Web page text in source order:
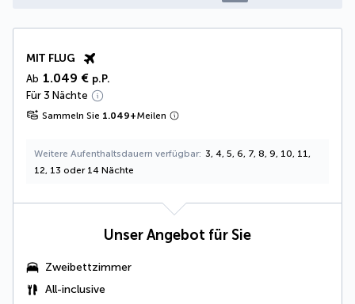
MIT FLUG
Ab 1.049 € p.P.
Für 3 Nächte
Sammeln Sie 1.049+Meilen
Weitere Aufenthaltsdauern verfügbar 3, 4, 5, 6, 7, 8, 9, 10, 11,
12, 13 oder 14 Nächte
Unser Angebot für Sie
Zweibettzimmer
All-inclusive